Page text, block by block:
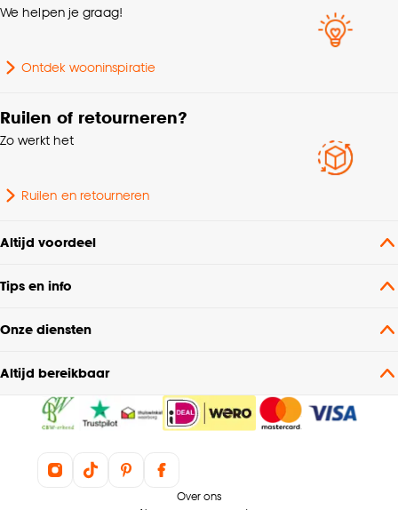
We helpen je graag!
Ontdek wooninspiratie
Ruilen of retourneren?
Zo werkt het
Ruilen en retourneren
Altijd voordeel
Tips en info
Onze diensten
Altijd bereikbaar
Over ons